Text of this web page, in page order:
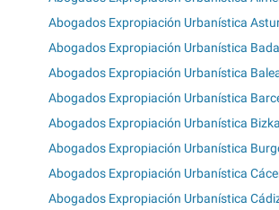
Abogados Expropiación Urbanística
Abogados Expropiación Urbanística
Abogados Expropiación Urbanística
Abogados Expropiación Urbanística
Abogados Expropiación Urbanística
Abogados Expropiación Urbanística
Abogados Expropiación Urbanística
Abogados Expropiación Urbanística